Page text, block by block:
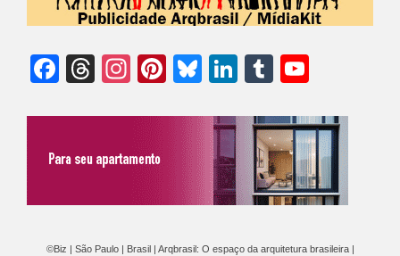
Facebook
Threads
Instagram
Pinterest
Bluesky
LinkedIn
Tumblr
©Biz | São Paulo | Brasil | Arqbrasil: O espaço da arquitetura brasileira |